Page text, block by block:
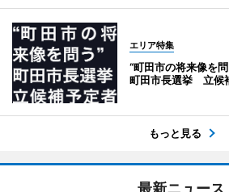
エリア特集
“町田市の将来像を
町田市長選挙 立候
もっと見る
最新ニュース